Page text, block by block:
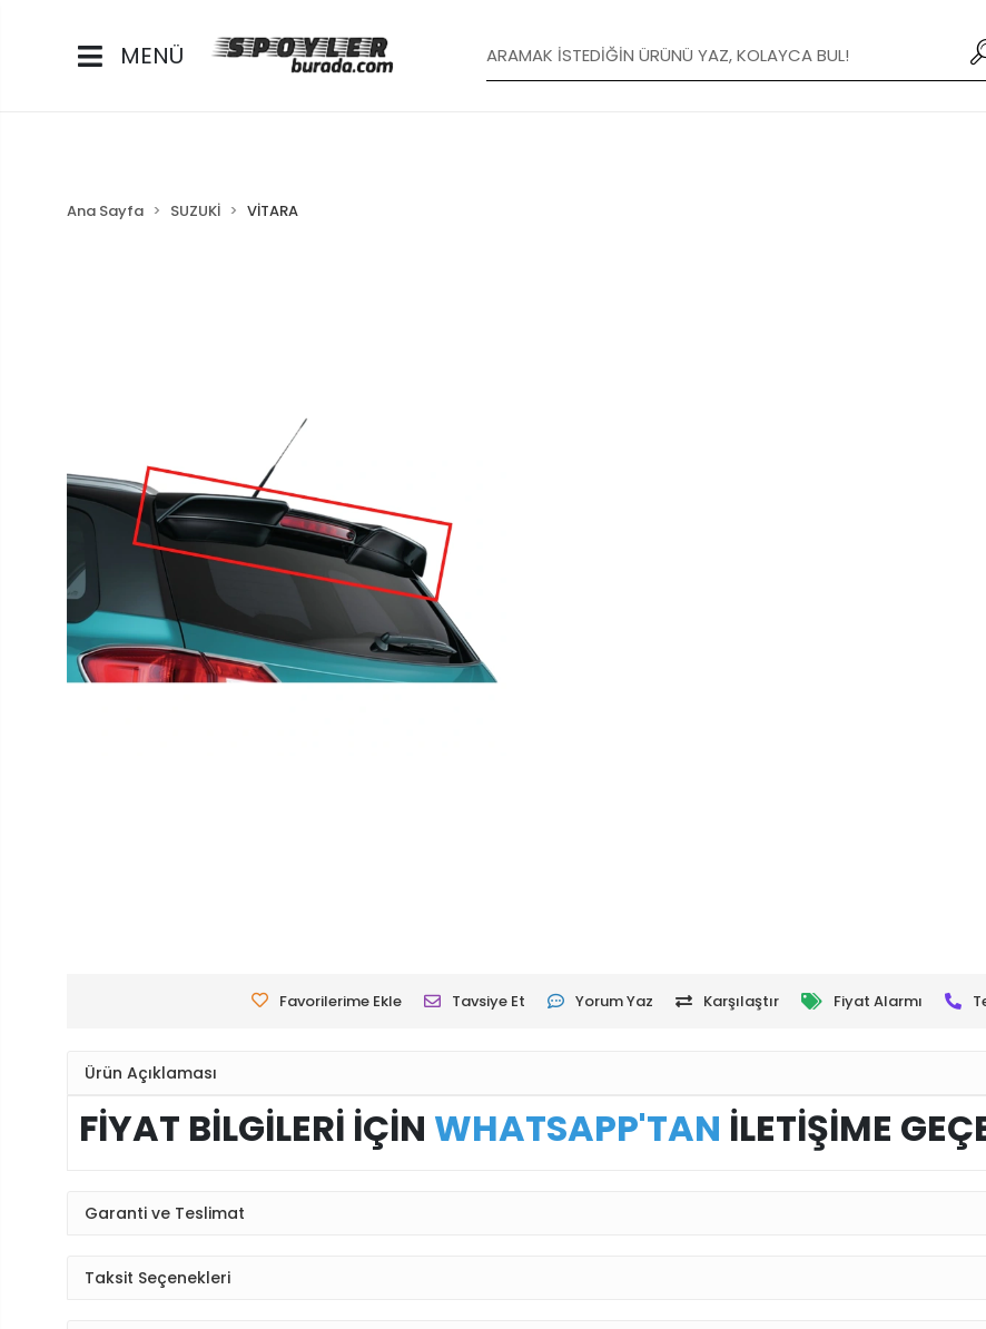
MENÜ
Ana Sayfa SUZUKİ VİTARA
Favorilerime Ekle Tavsiye Et Yorum Yaz Karşılaştır Fiyat Alarmı
Ürün Açıklaması
FİYAT BİLGİLERİ İÇİN WHATSAPP'TAN İLETİŞİME
Garanti ve Teslimat
Taksit Seçenekleri